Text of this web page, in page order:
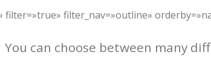
filter_nav=»outline»
You can choose between many